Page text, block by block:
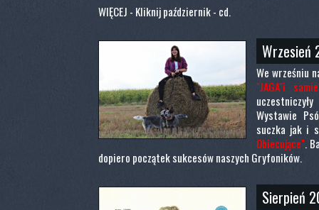
WIĘCEJ - Kliknij październik - cd.
Wrzesień
We wrześniu
"JAGA"i
Wystawie
suczka jak i
Obiecujące".
dopiero początek sukcesów naszych Gryfoników.
Sierpień